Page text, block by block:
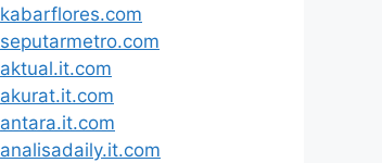
kabarflores.com
seputarmetro.com
aktual.it.com
akurat.it.com
antara.it.com
analisadaily.it.com